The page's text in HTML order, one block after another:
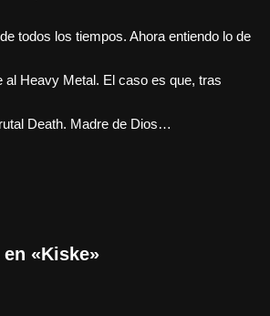
todos los tiempos. Ahora entiendo lo de
al Heavy Metal. El caso es que, tras
Death. Madre de Dios…
«Kiske»